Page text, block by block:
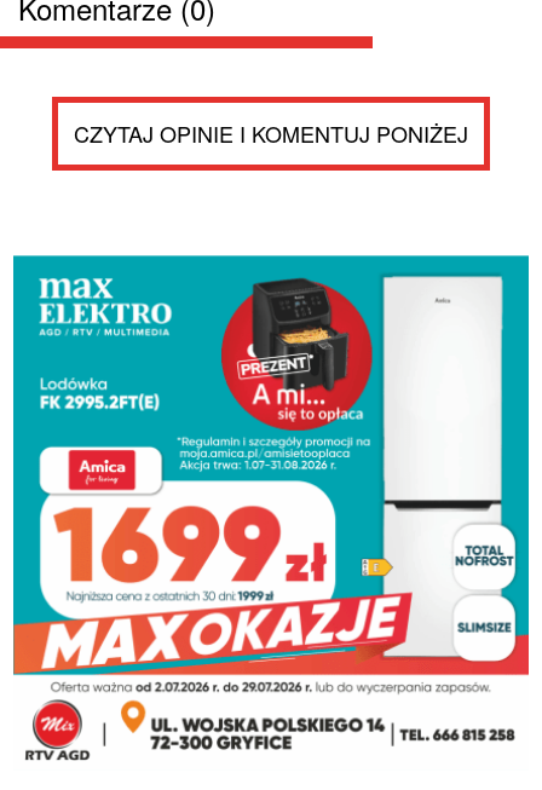
CZYTAJ OPINIE I KOMENTUJ PONIŻEJ